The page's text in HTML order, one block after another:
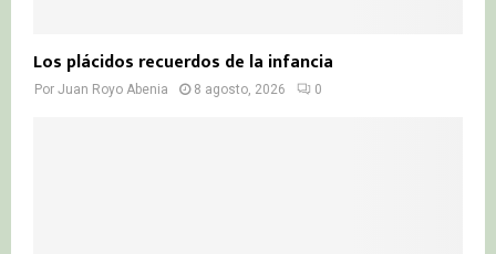
Los plácidos recuerdos de la infancia
Por Juan Royo Abenia 8 agosto, 2026 0